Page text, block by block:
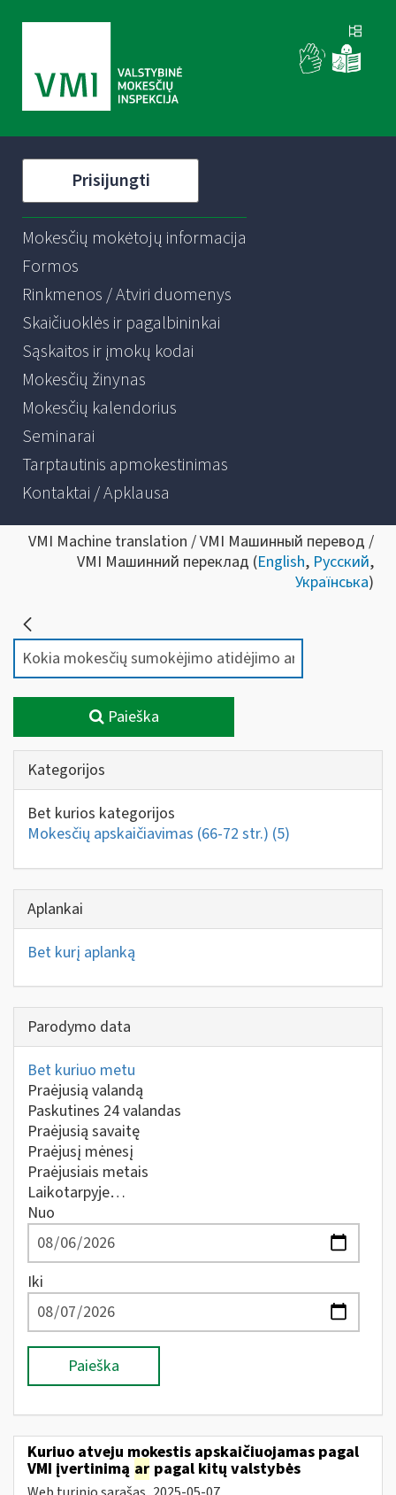
Prisijungti
Mokesčių mokėtojų informacija
Formos
Rinkmenos / Atviri duomenys
Skaičiuoklės ir pagalbininkai
Sąskaitos ir įmokų kodai
Mokesčių žinynas
Mokesčių kalendorius
Seminarai
Tarptautinis apmokestinimas
Kontaktai / Apklausa
VMI Machine translation / VMI Машинный перевод /
VMI Машинний переклад (English, Русский,
Українська)
Paieška
Kategorijos
Bet kurios kategorijos
Mokesčių apskaičiavimas (66-72 str.) (5)
Aplankai
Bet kurį aplanką
Parodymo data
Bet kuriuo metu
Praėjusią valandą
Paskutines 24 valandas
Praėjusią savaitę
Praėjusį mėnesį
Praėjusiais metais
Laikotarpyje…
Nuo
Iki
Paieška
Kuriuo atveju mokestis apskaičiuojamas pagal
VMI įvertinimą ar pagal kitų valstybės